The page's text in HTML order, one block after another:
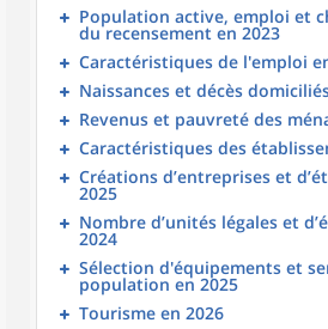
Population active, emploi et
du recensement en 2023
Caractéristiques de l'emploi
Naissances et décès
Revenus et pauvreté des
Caractéristiques des
Créations d’entreprises et
2025
Nombre d’unités légales et
2024
Sélection d'équipements et
population en 2025
Tourisme en 2026